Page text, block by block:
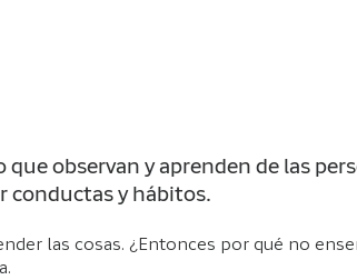
observan y aprenden de las
conductas y hábitos.
las cosas. ¿Entonces por qué no